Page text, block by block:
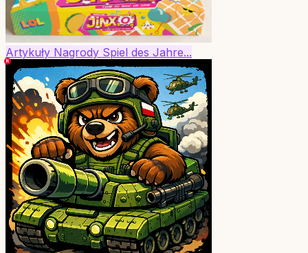
Artykuły Nagrody Spiel des Jahre...